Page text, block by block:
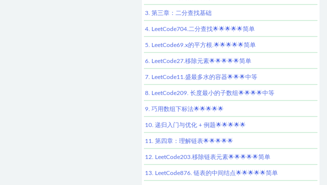
3. 第三章：二分查找基础
4. LeetCode704.二分查找🌟🌟🌟🌟🌟简单
5. LeetCode69.x的平方根.🌟🌟🌟🌟🌟简单
6. LeetCode27.移除元素🌟🌟🌟🌟🌟简单
7. LeetCode11.盛最多水的容器🌟🌟🌟中等
8. LeetCode209. 长度最小的子数组🌟🌟🌟🌟中等
9. 巧用数组下标法🌟🌟🌟🌟🌟
10. 递归入门与优化 + 例题🌟🌟🌟🌟🌟
11. 第四章：理解链表🌟🌟🌟🌟🌟
12. LeetCode203.移除链表元素🌟🌟🌟🌟🌟简单
13. LeetCode876. 链表的中间结点🌟🌟🌟🌟🌟简单